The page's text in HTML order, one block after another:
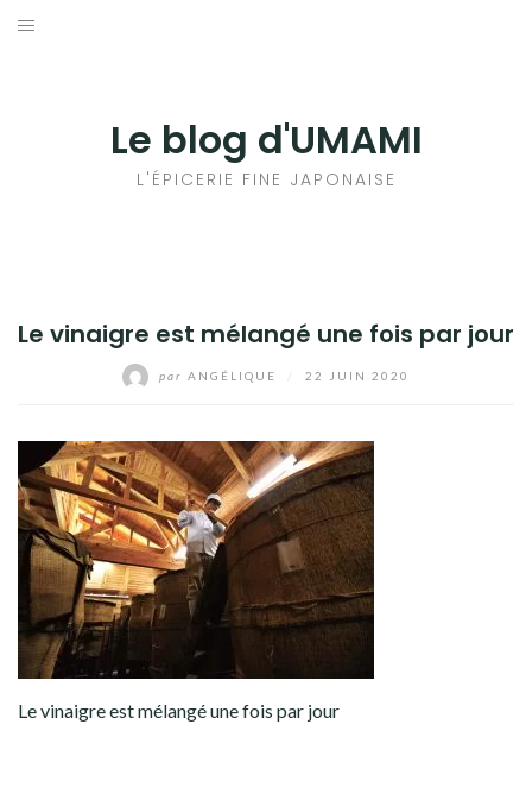
Aller
Le blog d'UMAMI
L'ÉPICERIE FINE JAPONAISE
Le vinaigre est mélangé une fois par jour
par ANGÉLIQUE 22 JUIN 2020
Le vinaigre est mélangé une fois par jour